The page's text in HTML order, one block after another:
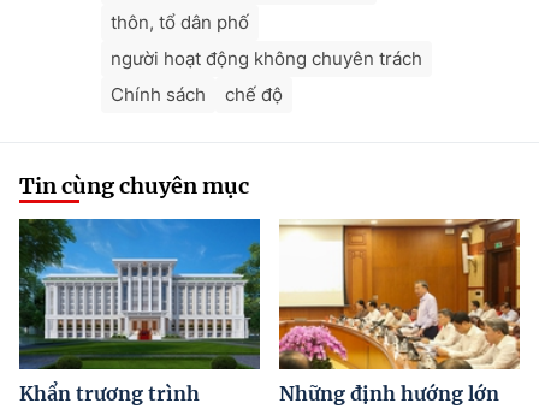
thôn, tổ dân phố
người hoạt động không chuyên trách
Chính sách
chế độ
Tin cùng chuyên mục
Khẩn trương trình
Những định hướng lớn